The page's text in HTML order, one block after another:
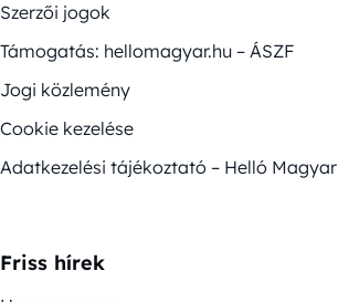
Szerzői jogok
Támogatás: hellomagyar.hu – ÁSZF
Jogi közlemény
Cookie kezelése
Adatkezelési tájékoztató – Helló Magyar
Friss hírek